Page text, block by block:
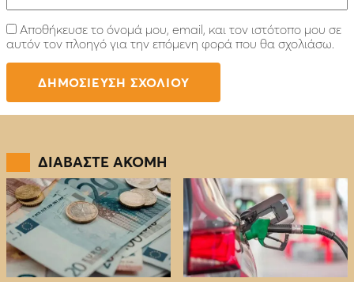
Αποθήκευσε το όνομά μου, email, και τον ιστότοπο μου σε
αυτόν τον πλοηγό για την επόμενη φορά που θα σχολιάσω.
ΔΙΑΒΑΣΤΕ ΑΚΟΜΗ